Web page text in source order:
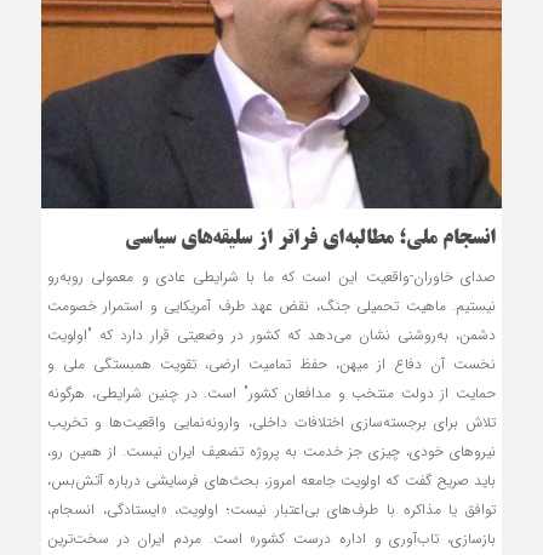
انسجام ملی؛ مطالبه‌ای فراتر از سلیقه‌های سیاسی
صدای خاوران-واقعیت این است که ما با شرایطی عادی و معمولی روبه‌رو
نیستیم. ماهیت تحمیلی جنگ، نقض عهد طرف آمریکایی و استمرار خصومت
دشمن، به‌روشنی نشان می‌دهد که کشور در وضعیتی قرار دارد که "اولویت
نخست آن دفاع از میهن، حفظ تمامیت ارضی، تقویت همبستگی ملی و
حمایت از دولت منتخب و مدافعان کشور" است. در چنین شرایطی، هرگونه
تلاش برای برجسته‌سازی اختلافات داخلی، وارونه‌نمایی واقعیت‌ها و تخریب
نیروهای خودی، چیزی جز خدمت به پروژه تضعیف ایران نیست. از همین رو،
باید صریح گفت که اولویت جامعه امروز، بحث‌های فرسایشی درباره آتش‌بس،
توافق یا مذاکره با طرف‌های بی‌اعتبار نیست؛ اولویت، «ایستادگی، انسجام،
بازسازی، تاب‌آوری و اداره درست کشور» است. مردم ایران در سخت‌ترین